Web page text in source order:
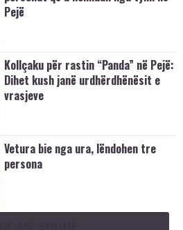
Pejë
Kollçaku për rastin “Panda” në Pejë:
Dihet kush janë urdhërdhënësit e
vrasjeve
Vetura bie nga ura, lëndohen tre
persona